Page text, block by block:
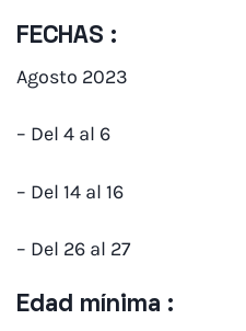
FECHAS :
Agosto 2023
– Del 4 al 6
– Del 14 al 16
– Del 26 al 27
Edad mínima :